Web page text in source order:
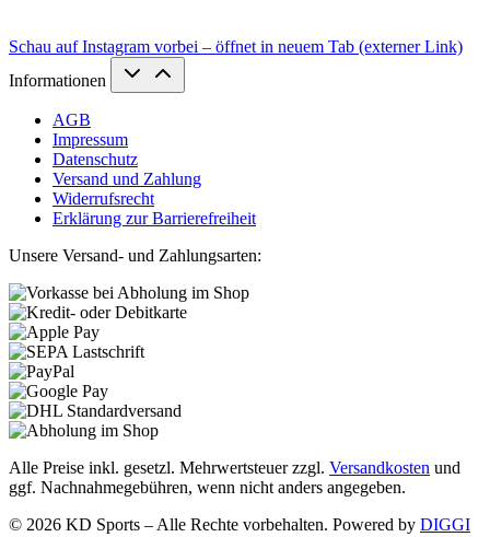
Schau auf Instagram vorbei – öffnet in neuem Tab (externer Link)
Informationen
AGB
Impressum
Datenschutz
Versand und Zahlung
Widerrufsrecht
Erklärung zur Barrierefreiheit
Unsere Versand- und Zahlungsarten:
Alle Preise inkl. gesetzl. Mehrwertsteuer zzgl. Versandkosten und
ggf. Nachnahmegebühren, wenn nicht anders angegeben.
© 2026 KD Sports – Alle Rechte vorbehalten. Powered by DIGGI